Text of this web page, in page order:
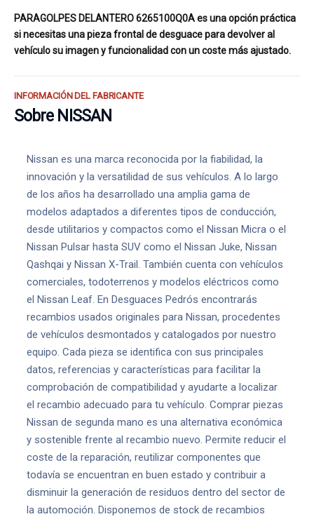
PARAGOLPES DELANTERO 6265100Q0A es una opción práctica
si necesitas una pieza frontal de desguace para devolver al
vehículo su imagen y funcionalidad con un coste más ajustado.
INFORMACIÓN DEL FABRICANTE
Sobre NISSAN
Nissan es una marca reconocida por la fiabilidad, la
innovación y la versatilidad de sus vehículos. A lo largo
de los años ha desarrollado una amplia gama de
modelos adaptados a diferentes tipos de conducción,
desde utilitarios y compactos como el Nissan Micra o el
Nissan Pulsar hasta SUV como el Nissan Juke, Nissan
Qashqai y Nissan X-Trail. También cuenta con vehículos
comerciales, todoterrenos y modelos eléctricos como
el Nissan Leaf. En Desguaces Pedrós encontrarás
recambios usados originales para Nissan, procedentes
de vehículos desmontados y catalogados por nuestro
equipo. Cada pieza se identifica con sus principales
datos, referencias y características para facilitar la
comprobación de compatibilidad y ayudarte a localizar
el recambio adecuado para tu vehículo. Comprar piezas
Nissan de segunda mano es una alternativa económica
y sostenible frente al recambio nuevo. Permite reducir el
coste de la reparación, reutilizar componentes que
todavía se encuentran en buen estado y contribuir a
disminuir la generación de residuos dentro del sector de
la automoción. Disponemos de stock de recambios